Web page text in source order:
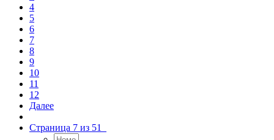
4
5
6
7
8
9
10
11
12
Далее
Страница 7 из 51